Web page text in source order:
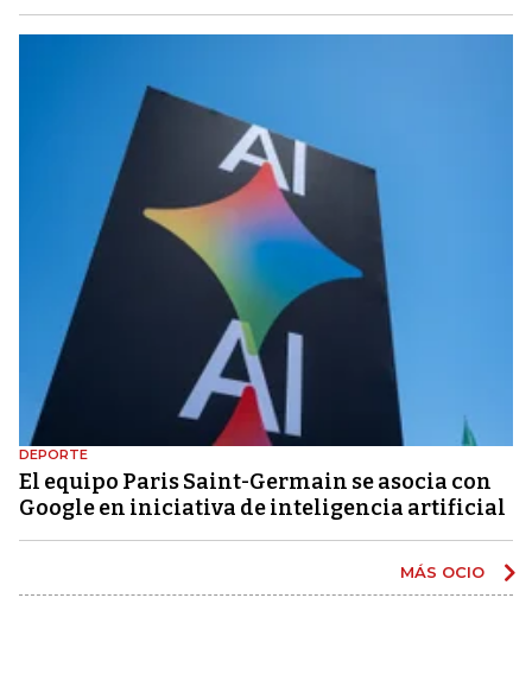
DEPORTE
El equipo Paris Saint-Germain se asocia con
Google en iniciativa de inteligencia artificial
MÁS OCIO